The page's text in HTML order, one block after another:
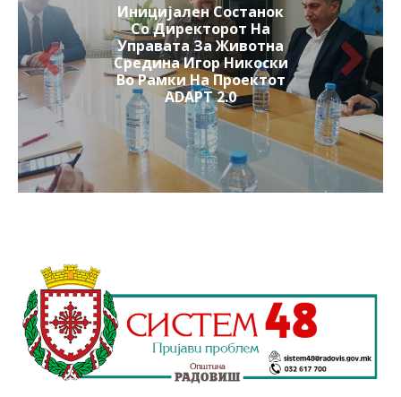
Иницијален Состанок
Со Директорот На
Управата За Животна
Средина Игор Никоски
Во Рамки На Проектот
ADAPT 2.0